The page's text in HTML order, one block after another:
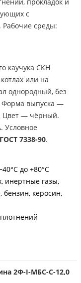
с
Рабочие среды:
каучука СКН
или на
однородный, без
Форма выпуска —
Цвет — чёрный.
Условное
7338-90.
до +80°С
инертные газы,
бензин, керосин,
2Ф-I-МБС-С-12,0